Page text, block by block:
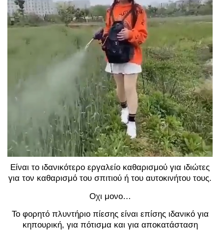
Είναι το ιδανικότερο εργαλείο καθαρισμού για ιδιώτες
για τον καθαρισμό του σπιτιού ή του αυτοκινήτου τους.
Οχι μονο…
Το φορητό πλυντήριο πίεσης είναι επίσης ιδανικό για
κηπουρική, για πότισμα και για αποκατάσταση